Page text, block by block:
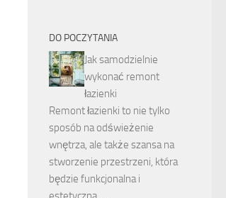
DO POCZYTANIA
Jak samodzielnie
wykonać remont
łazienki
Remont łazienki to nie tylko
sposób na odświeżenie
wnętrza, ale także szansa na
stworzenie przestrzeni, która
będzie funkcjonalna i